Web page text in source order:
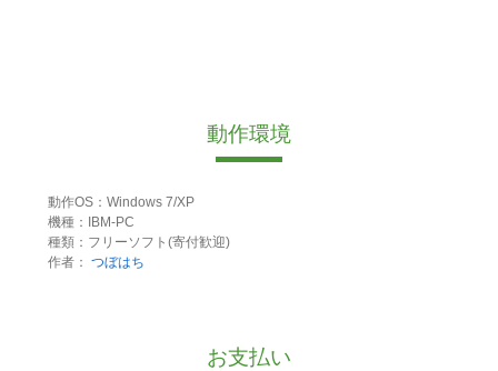
動作環境
動作OS：Windows 7/XP
機種：IBM-PC
種類：フリーソフト(寄付歓迎)
作者： つぼはち
お支払い